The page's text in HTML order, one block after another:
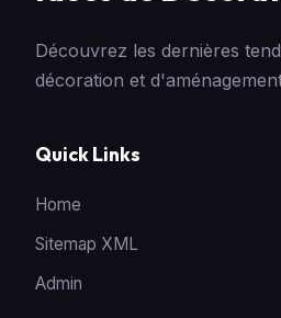
Découvrez les dernières
décoration et
Quick Links
Home
Sitemap XML
Admin